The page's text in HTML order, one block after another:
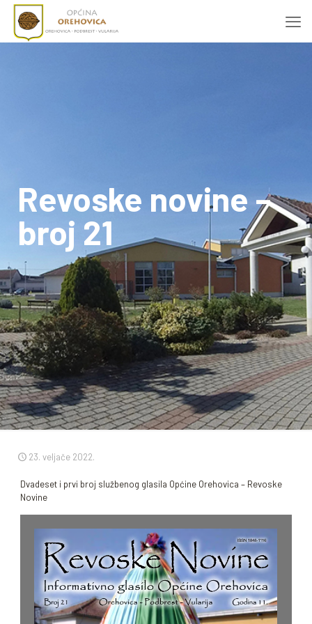
Revoske novine –
broj 21
23. veljače 2022.
Dvadeset i prvi broj službenog glasila Općine Orehovica – Revoske
Novine